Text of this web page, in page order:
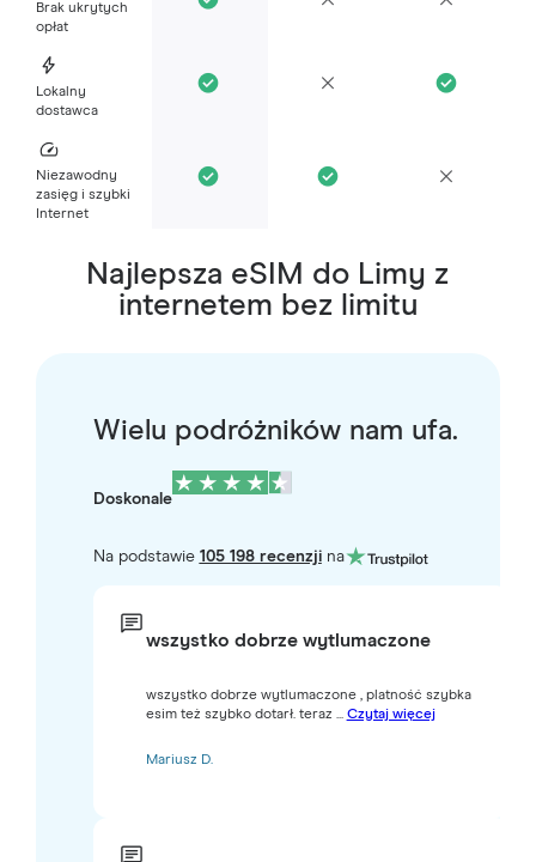
Brak ukrytych
opłat
Lokalny
dostawca
Niezawodny
zasięg i szybki
Internet
Najlepsza eSIM do Limy z
internetem bez limitu
Wielu podróżników nam ufa.
Doskonale
Na podstawie 105 198 recenzjina
wszystko dobrze wytlumaczone
wszystko dobrze wytlumaczone , platność szybka
esim też szybko dotarł. teraz ... Czytaj więcej
Mariusz D.